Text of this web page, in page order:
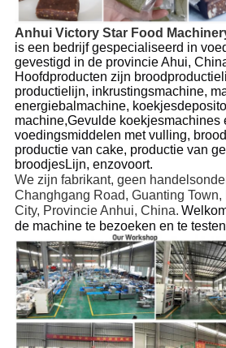
Anhui Victory Star Food
is een bedrijf gespecialiseerd in
gevestigd in de provincie Ahui,
Hoofdproducten zijn
productielijn, inkrustingsmachine,
energiebalmachine,
machine,Gevulde koekjesmachines
voedingsmiddelen met vulling, brood
productie van cake, productie van
broodjesLijn, enzovoort.
We zijn fabrikant, geen
Changhgang Road, Guanting
City, Provincie Anhui, China.
de machine te bezoeken en te